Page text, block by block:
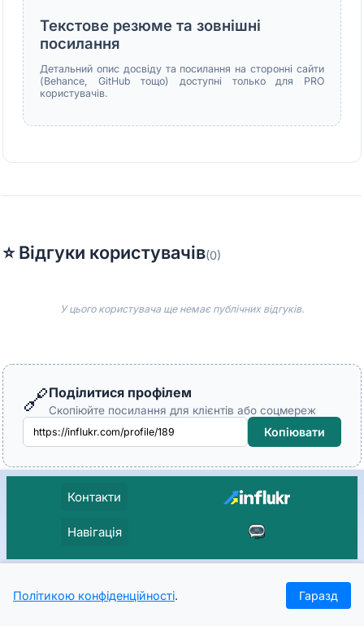
Головна Проєкти Кейси Увійти
Текстове резюме та зовнішні
посилання
Детальний опис досвіду та посилання на сторонні сайти
(Behance, GitHub тощо) доступні только для PRO
користувачів.
⭐ Відгуки користувачів(0)
У цього користувача ще немає публічних відгуків.
🔗Поділитися профілем
Скопіюйте посилання для клієнтів або соцмереж
Копіювати
Контакти
Навігація
Політикою конфіденційності. Гаразд